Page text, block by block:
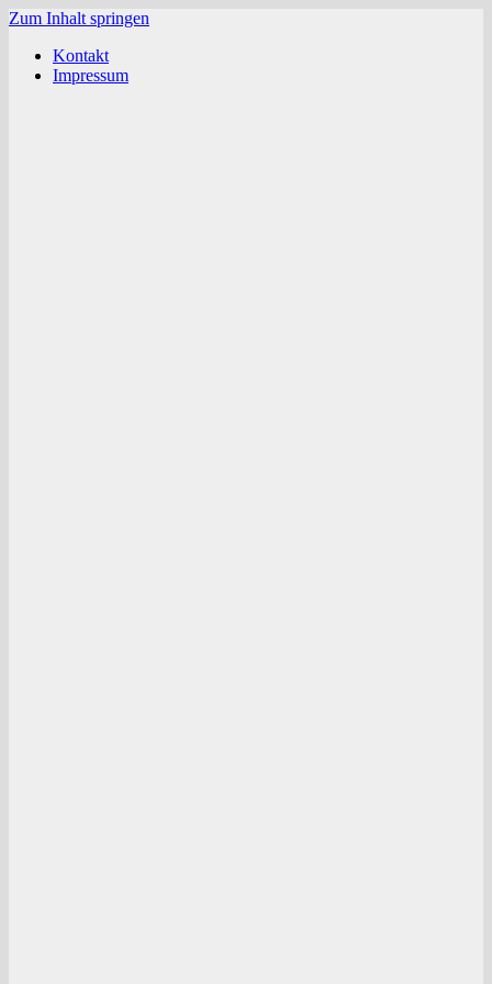
Zum Inhalt springen
Kontakt
Impressum